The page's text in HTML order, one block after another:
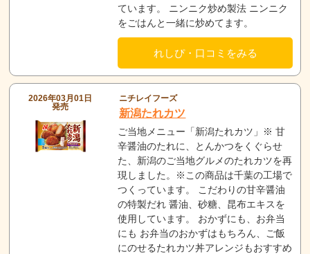
ています。 ニンニク炒め製法 ニンニク
をごはんと一緒に炒めてます。
れしぴ・口コミをみる
2026年03月01日
発売
ニチレイフーズ
新潟たれカツ
ご当地メニュー「新潟たれカツ」※ 甘
辛醤油のたれに、とんかつをくぐらせ
た、新潟のご当地グルメのたれカツを再
現しました。※この商品は千葉の工場で
つくっています。 こだわりの甘辛醤油
の特製だれ 醤油、砂糖、昆布エキスを
使用しています。 おかずにも、お弁当
にも お弁当のおかずはもちろん、ご飯
にのせるたれカツ丼アレンジもおすすめ